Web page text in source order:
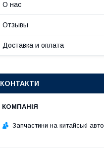
О нас
Отзывы
Доставка и оплата
КОНТАКТИ
Запчастини на китайські авто